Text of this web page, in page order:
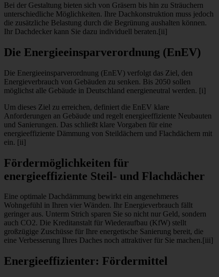
Bei der Gestaltung bieten sich von Gräsern bis hin zu Sträuchern
unterschiedliche Möglichkeiten. Ihre Dachkonstruktion muss jedoch
die zusätzliche Belastung durch die Begrünung aushalten können.
Ihr Dachdecker kann Sie dazu individuell beraten.[ii]
Die Energieeinsparverordnung (EnEV)
Die Energieeinsparverordnung (EnEV) verfolgt das Ziel, den
Energieverbrauch von Gebäuden zu senken. Bis 2050 sollen
möglichst alle Gebäude in Deutschland energieneutral werden. [i]
Um dieses Ziel zu erreichen, definiert die EnEV klare
Anforderungen an Gebäude und regelt energieeffiziente Neubauten
und Sanierungen. Das schließt klare Vorgaben für eine
energieeffiziente Dämmung von Steildächern und Flachdächern mit
ein. [ii]
Fördermöglichkeiten für
energieeffiziente Steil- und Flachdächer
Eine optimale Dachdämmung bewirkt ein angenehmeres
Wohngefühl in Ihren vier Wänden. Ihr Energieverbrauch fällt
geringer aus. Unterm Strich sparen Sie so nicht nur Geld, sondern
auch CO2. Die Kreditanstalt für Wiederaufbau (KfW) stellt
großzügige Zuschüsse für Ihre energetische Sanierung bereit, die
eine Verbesserung Ihres Daches noch attraktiver für Sie machen.[iii]
Energieeffizienter: Fördermittel